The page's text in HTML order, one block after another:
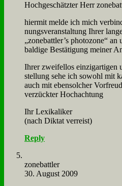
Hoch­ge­schätz­ter Herr
hier­mit mel­de ich mich
nungs­ver­an­stal­tung Ih­rer
„zonebattler’s pho­to­zo­ne“
bal­di­ge Be­stä­ti­gung mei­ner
Ih­rer zwei­fel­los ein­zig­ar­ti­gen
stel­lung se­he ich so­wohl mit
auch mit eben­sol­cher
ver­zück­ter Hoch­ach­tung
Ihr Le­xi­ka­li­ker
(nach Dik­tat ver­reist)
Reply
zone­batt­ler
30. August 2009